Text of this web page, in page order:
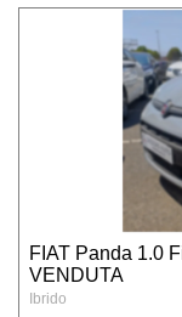
I dati
della
FIAT Panda 1.0
VENDUTA
Ibrido